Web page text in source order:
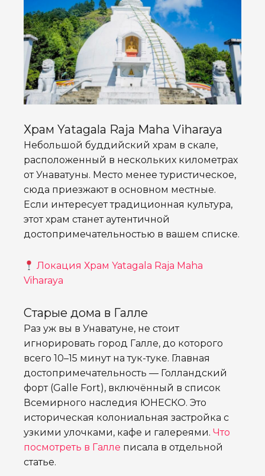
Храм Yatagala Raja Maha Viharaya
Небольшой буддийский храм в скале,
расположенный в нескольких километрах
от Унаватуны. Место менее туристическое,
сюда приезжают в основном местные.
Если интересует традиционная культура,
этот храм станет аутентичной
достопримечательностью в вашем списке.
Локация Храм Yatagala Raja Maha
Viharaya
Старые дома в Галле
Раз уж вы в Унаватуне, не стоит
игнорировать город Галле, до которого
всего 10–15 минут на тук-туке. Главная
достопримечательность — Голландский
форт (Galle Fort), включённый в список
Всемирного наследия ЮНЕСКО. Это
историческая колониальная застройка с
узкими улочками, кафе и галереями. Что
посмотреть в Галле писала в отдельной
статье.